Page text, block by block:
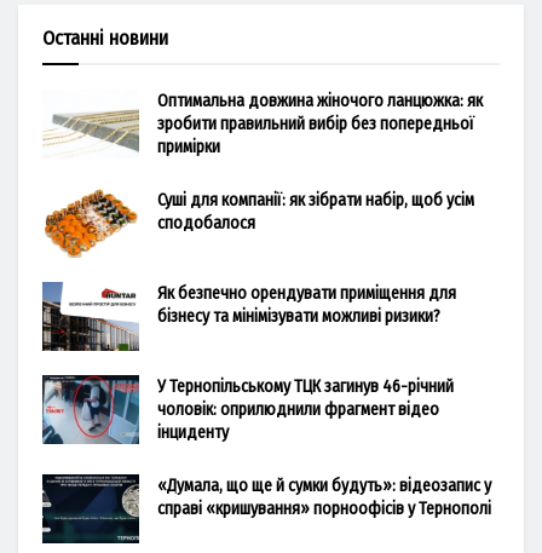
Останні новини
Оптимальна довжина жіночого ланцюжка: як
зробити правильний вибір без попередньої
примірки
Суші для компанії: як зібрати набір, щоб усім
сподобалося
Як безпечно орендувати приміщення для
бізнесу та мінімізувати можливі ризики?
У Тернопільському ТЦК загинув 46-річний
чоловік: оприлюднили фрагмент відео
інциденту
«Думала, що ще й сумки будуть»: відеозапис у
справі «кришування» порноофісів у Тернополі